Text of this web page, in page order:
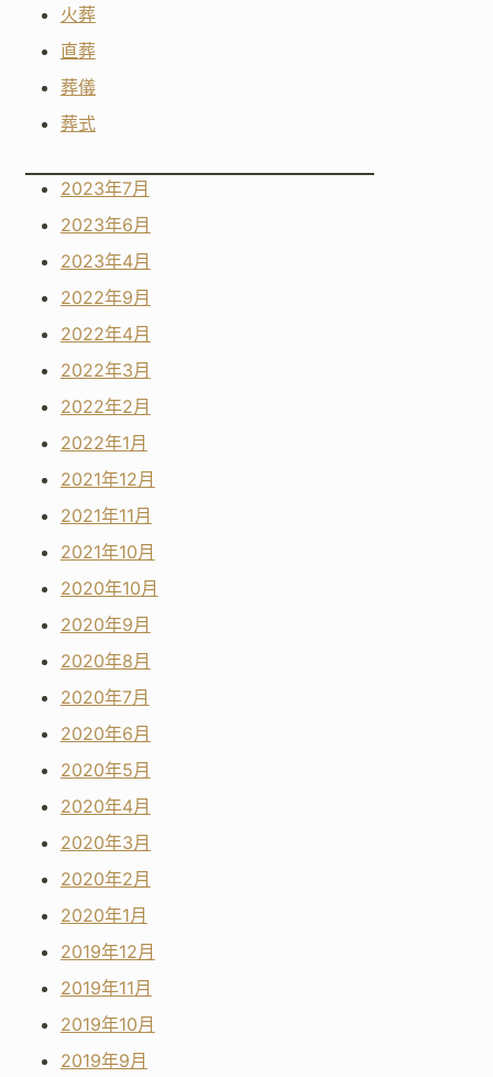
火葬
直葬
葬儀
葬式
2023年7月
2023年6月
2023年4月
2022年9月
2022年4月
2022年3月
2022年2月
2022年1月
2021年12月
2021年11月
2021年10月
2020年10月
2020年9月
2020年8月
2020年7月
2020年6月
2020年5月
2020年4月
2020年3月
2020年2月
2020年1月
2019年12月
2019年11月
2019年10月
2019年9月